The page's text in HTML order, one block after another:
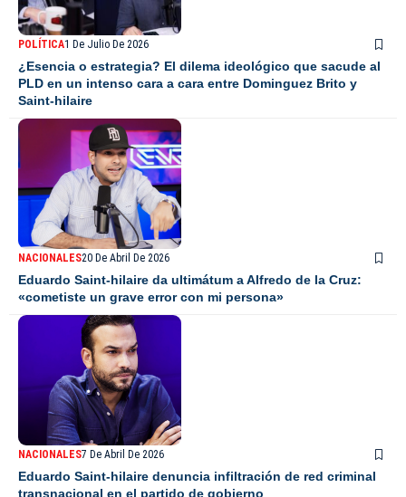
POLÍTICA1 De Julio De 2026
¿Esencia o estrategia? El dilema ideológico que sacude al
PLD en un intenso cara a cara entre Dominguez Brito y
Saint-hilaire
NACIONALES20 De Abril De 2026
Eduardo Saint-hilaire da ultimátum a Alfredo de la Cruz:
«cometiste un grave error con mi persona»
NACIONALES7 De Abril De 2026
Eduardo Saint-hilaire denuncia infiltración de red criminal
transnacional en el partido de gobierno